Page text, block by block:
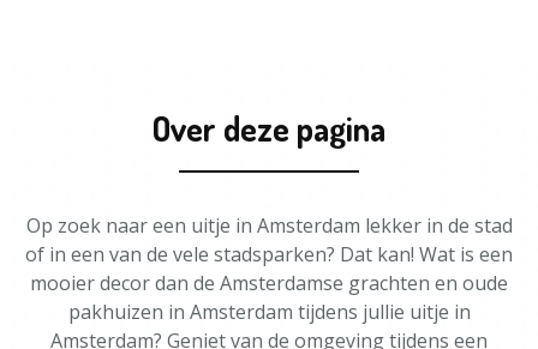
Over deze pagina
Op zoek naar een uitje in Amsterdam lekker in de stad
of in een van de vele stadsparken? Dat kan! Wat is een
mooier decor dan de Amsterdamse grachten en oude
pakhuizen in Amsterdam tijdens jullie uitje in
Amsterdam? Geniet van de omgeving tijdens een